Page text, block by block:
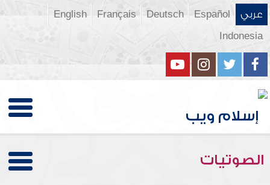
عربي Español
Deutsch
Français
English
Indonesia
الصوتيات